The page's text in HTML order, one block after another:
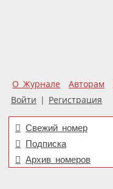
О Журнале Авторам
Войти | Регистрация
Свежий номер
Подписка
Архив номеров